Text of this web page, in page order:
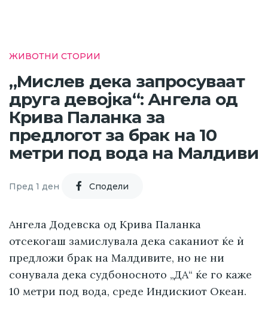
ЖИВОТНИ СТОРИИ
„Мислев дека запросуваат
друга девојка“: Ангела од
Крива Паланка за
предлогот за брак на 10
метри под вода на Малдиви
Пред 1 ден Cподели
Ангела Додевска од Крива Паланка
отсекогаш замислувала дека саканиот ќе ѝ
предложи брак на Малдивите, но не ни
сонувала дека судбоносното „ДА“ ќе го каже
10 метри под вода, среде Индискиот Океан.